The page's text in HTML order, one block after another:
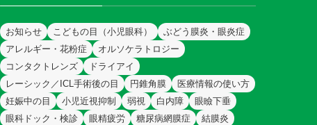
お知らせ こどもの目（小児眼科）
ぶどう膜炎・眼炎症
アレルギー・花粉症
オルソケラトロジー
コンタクトレンズ
ドライアイ
レーシック／ICL手術後の目
円錐角膜
医療情報の使い方
妊娠中の目
小児近視抑制 弱視 白内障
眼瞼下垂
眼科ドック・検診
眼精疲労 糖尿病網膜症
結膜炎